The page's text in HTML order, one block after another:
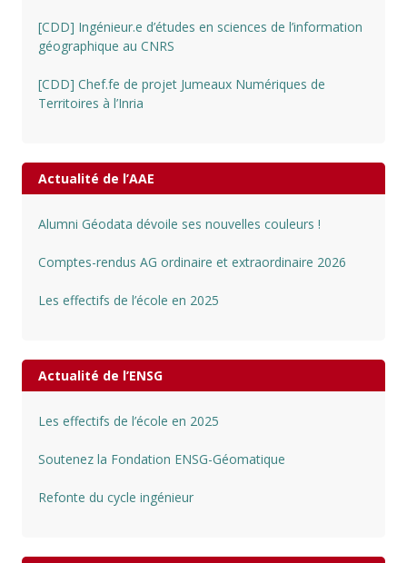
[CDD] Ingénieur.e d’études en sciences de l’information
géographique au CNRS
[CDD] Chef.fe de projet Jumeaux Numériques de
Territoires à l’Inria
Actualité de l’AAE
Alumni Géodata dévoile ses nouvelles couleurs !
Comptes-rendus AG ordinaire et extraordinaire 2026
Les effectifs de l’école en 2025
Actualité de l’ENSG
Les effectifs de l’école en 2025
Soutenez la Fondation ENSG-Géomatique
Refonte du cycle ingénieur